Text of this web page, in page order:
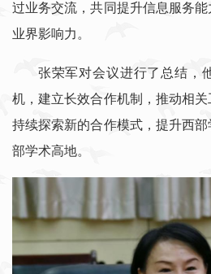
过业务交流，共同提升信息服务
业界影响力。
张荣军对会议进行了总结，
机，建立长效合作机制，推动相
持续探索新的合作模式，提升西
部学术高地。